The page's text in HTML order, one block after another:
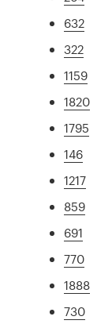
632
322
1159
1820
1795
146
1217
859
691
770
1888
730